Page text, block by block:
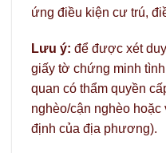
ứng điều kiện cư trú,
Lưu ý: để được xét
giấy tờ chứng minh
quan có thẩm quyền
nghèo/cận nghèo
định của địa phương).